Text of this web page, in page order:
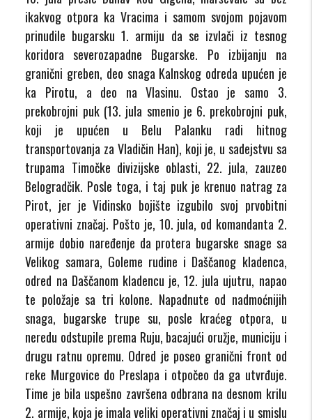
ikakvog otpora ka Vracima i samom svojom pojavom
prinudile bugarsku 1. armiju da se izvlači iz tesnog
koridora severozapadne Bugarske. Po izbijanju na
granični greben, deo snaga Kalnskog odreda upućen je
ka Pirotu, a deo na Vlasinu. Ostao je samo 3.
prekobrojni puk (13. jula smenio je 6. prekobrojni puk,
koji je upućen u Belu Palanku radi hitnog
transportovanja za Vladičin Han), koji je, u sadejstvu sa
trupama Timočke divizijske oblasti, 22. jula, zauzeo
Belogradčik. Posle toga, i taj puk je krenuo natrag za
Pirot, jer je Vidinsko bojište izgubilo svoj prvobitni
operativni značaj. Pošto je, 10. jula, od komandanta 2.
armije dobio naređenje da protera bugarske snage sa
Velikog samara, Goleme rudine i Daščanog kladenca,
odred na Daščanom kladencu je, 12. jula ujutru, napao
te položaje sa tri kolone. Napadnute od nadmoćnijih
snaga, bugarske trupe su, posle kraćeg otpora, u
neredu odstupile prema Ruju, bacajući oružje, municiju i
drugu ratnu opremu. Odred je poseo granični front od
reke Murgovice do Preslapa i otpočeo da ga utvrđuje.
Time je bila uspešno završena odbrana na desnom krilu
2. armije, koja je imala veliki operativni značaj i u smislu